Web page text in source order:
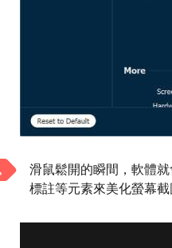
滑鼠鬆開的瞬間，軟體
標註等元素來美化螢幕截